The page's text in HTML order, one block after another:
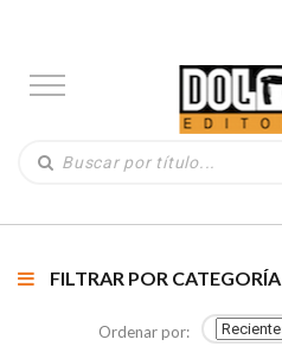
FILTRAR POR CATEGORÍA
Ordenar por: